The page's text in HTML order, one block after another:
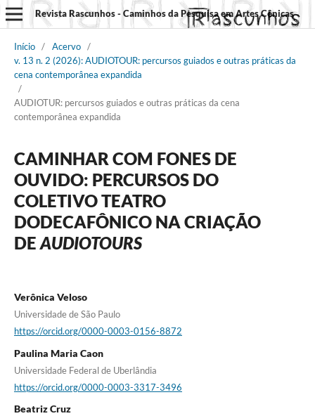
Revista Rascunhos - Caminhos da Pesquisa em Artes Cênicas
Início / Acervo /
v. 13 n. 2 (2026): AUDIOTOUR: percursos guiados e outras práticas da
cena contemporânea expandida
/
AUDIOTUR: percursos guiados e outras práticas da cena
contemporânea expandida
CAMINHAR COM FONES DE
OUVIDO: PERCURSOS DO
COLETIVO TEATRO
DODECAFÔNICO NA CRIAÇÃO
DEAUDIOTOURS
Verônica Veloso
Universidade de São Paulo
https://orcid.org/0000-0003-0156-8872
Paulina Maria Caon
Universidade Federal de Uberlândia
https://orcid.org/0000-0003-3317-3496
Beatriz Cruz